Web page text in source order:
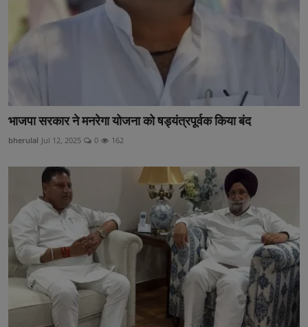
भाजपा सरकार ने मनरेगा योजना को षड्यंत्रपूर्वक किया बंद
bherulal Jul 12, 2025 0 162